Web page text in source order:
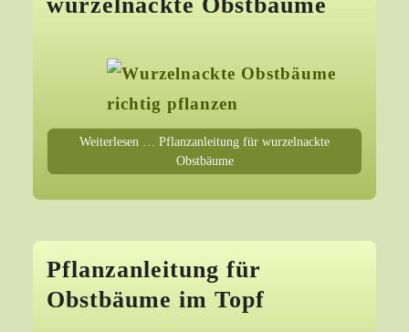
wurzelnackte Obstbäume
Weiterlesen … Pflanzanleitung für wurzelnackte
Obstbäume
Pflanzanleitung für
Obstbäume im Topf